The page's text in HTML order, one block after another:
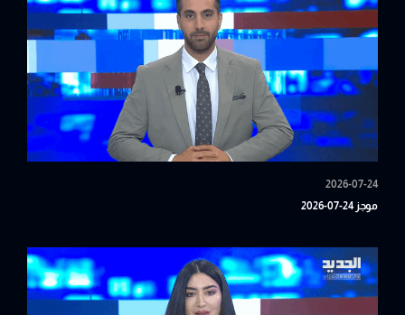
2026-07-24
موجز 24-07-2026